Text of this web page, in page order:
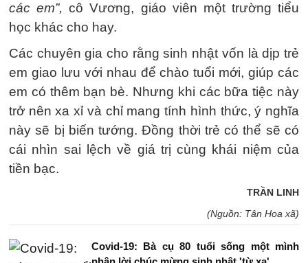
các em”, cô Vương, giáo viên một trường tiểu
học khác cho hay.
Các chuyên gia cho rằng sinh nhật vốn là dịp trẻ
em giao lưu với nhau để chào tuổi mới, giúp các
em có thêm bạn bè. Nhưng khi các bữa tiệc này
trở nên xa xỉ và chỉ mang tính hình thức, ý nghĩa
này sẽ bị biến tướng. Đồng thời trẻ có thể sẽ có
cái nhìn sai lệch về giá trị cùng khái niệm của
tiền bạc.
TRẦN LINH
(Nguồn: Tân Hoa xã)
Covid-19: Bà cụ 80 tuổi sống một mình